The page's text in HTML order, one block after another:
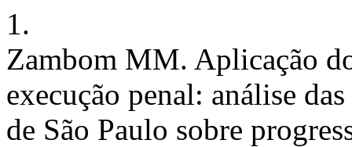
1.
Zambom MM. Aplicação
execução penal: análise
de São Paulo sobre